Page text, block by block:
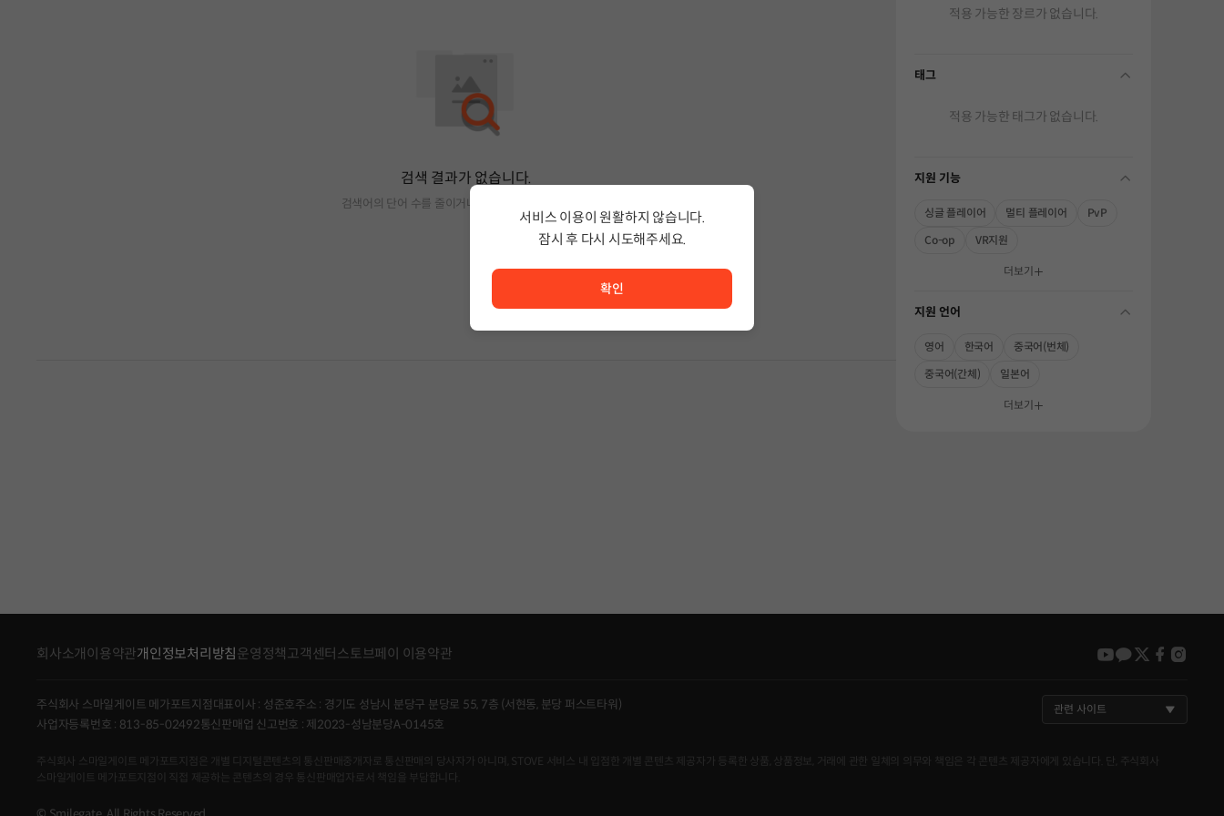
검색 결과가 없습니다.
검색어의 단어 수를 줄이거나 필터조건을 변경하세요.
적용 가능한 장르가 없습니다.
태그 folding
적용 가능한 태그가 없습니다.
지원 기능 folding
싱글 플레이어 멀티 플레이어
PvP
Co-op
VR지원
더보기
지원 언어 folding
영어 한국어
중국어(번체)
중국어(간체)
일본어
더보기
회사소개이용약관개인정보처리방침 운영정책고객센터스토브페이 이용약관 youtube
kakao
twitter
주식회사 스마일게이트 메가포트지점대표이사 : 성준호주소 : 경기도 성남시 분당구 분당로 55, 7층 (서현동, 분당 퍼스트타워)
사업자등록번호 : 813-85-02492통신판매업 신고번호 : 제2023-성남분당A-0145호
관련 사이트
주식회사 스마일게이트 메가포트지점은 개별 디지털콘텐츠의 통신판매중개자로 통신판매의 당사자가 아니며, STOVE 서비스 내 입점한 개별 콘텐츠 제공자가 등록한 상품, 상품정보, 거래에 관한 일체의 의무와 책임은 각 콘텐츠 제공자에게 있습니다. 단, 주식회사
스마일게이트 메가포트지점이 직접 제공하는 콘텐츠의 경우 통신판매업자로서 책임을 부담합니다.
서비스 이용이 원활하지 않습니다.
잠시 후 다시 시도해주세요.
확인